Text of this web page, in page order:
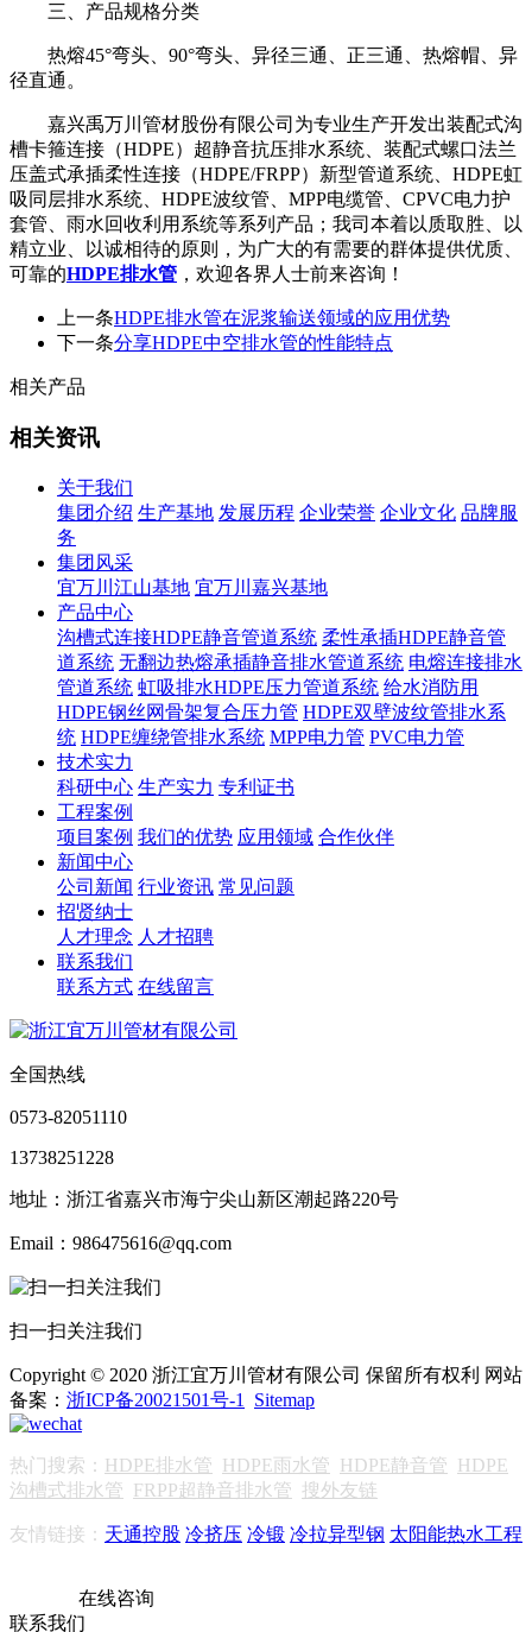
三、产品规格分类
热熔45°弯头、90°弯头、异径三通、正三通、热熔帽、异
径直通。
嘉兴禹万川管材股份有限公司为专业生产开发出装配式沟
槽卡箍连接（HDPE）超静音抗压排水系统、装配式螺口法兰
压盖式承插柔性连接（HDPE/FRPP）新型管道系统、HDPE虹
吸同层排水系统、HDPE波纹管、MPP电缆管、CPVC电力护
套管、雨水回收利用系统等系列产品；我司本着以质取胜、以
精立业、以诚相待的原则，为广大的有需要的群体提供优质、
可靠的HDPE排水管 ，欢迎各界人士前来咨询！
上一条HDPE排水管在泥浆输送领域的应用优势
下一条分享HDPE中空排水管的性能特点
相关产品
相关资讯
关于我们
集团介绍 生产基地 发展历程 企业荣誉 企业文化 品牌服
务
集团风采
宜万川江山基地 宜万川嘉兴基地
产品中心
沟槽式连接HDPE静音管道系统 柔性承插HDPE静音管
道系统 无翻边热熔承插静音排水管道系统 电熔连接排水
管道系统 虹吸排水HDPE压力管道系统 给水消防用
HDPE钢丝网骨架复合压力管 HDPE双壁波纹管排水系
统 HDPE缠绕管排水系统 MPP电力管 PVC电力管
技术实力
科研中心 生产实力 专利证书
工程案例
项目案例 我们的优势 应用领域 合作伙伴
新闻中心
公司新闻 行业资讯 常见问题
招贤纳士
人才理念 人才招聘
联系我们
联系方式 在线留言
全国热线
0573-82051110
13738251228
地址：浙江省嘉兴市海宁尖山新区潮起路220号
Email：986475616@qq.com
扫一扫关注我们
Copyright © 2020 浙江宜万川管材有限公司 保留所有权利 网站
备案： 浙ICP备20021501号-1 Sitemap
热门搜索： HDPE排水管 HDPE雨水管 HDPE静音管 HDPE
沟槽式排水管 FRPP超静音排水管 搜外友链
友情链接： 天通控股 冷挤压 冷锻 冷拉异型钢 太阳能热水工程
在线咨询
联系我们